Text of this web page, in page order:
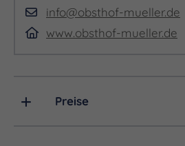
info@obsthof-mueller.de
www.obsthof-mueller.de
Preise